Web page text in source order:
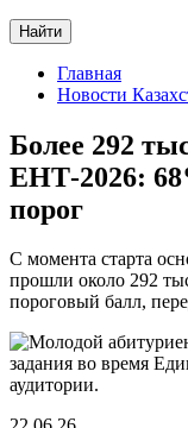
Найти
Главная
Новости
Более 292
ЕНТ-2026:
порог
С момента старта
прошли около 292
пороговый балл,